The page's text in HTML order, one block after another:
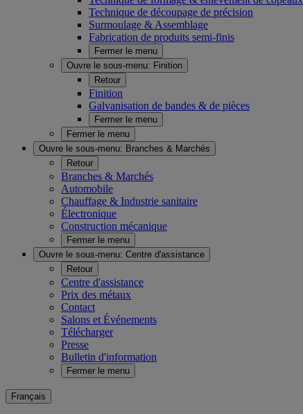
Technique de découpage de précision
Surmoulage & Assemblage
Fabrication de produits semi-finis
Fermer le menu
Ouvre le sous-menu: Finition
Retour
Finition
Galvanisation de bandes & de pièces
Fermer le menu
Fermer le menu
Ouvre le sous-menu: Branches & Marchés
Retour
Branches & Marchés
Automobile
Chauffage & Industrie sanitaire
Électronique
Construction mécanique
Fermer le menu
Ouvre le sous-menu: Centre d'assistance
Retour
Centre d'assistance
Prix des métaux
Contact
Salons et Événements
Télécharger
Presse
Bulletin d'information
Fermer le menu
Français